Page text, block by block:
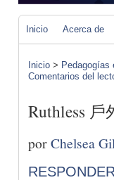
Inicio Acerca de
Inicio > Pedagogías
Comentarios del
Ruthless 戶
porChelsea